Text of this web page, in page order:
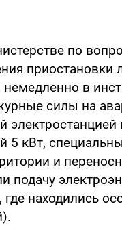
по
приостановки
в
силы на
5 кВт,
и
подачу
находились